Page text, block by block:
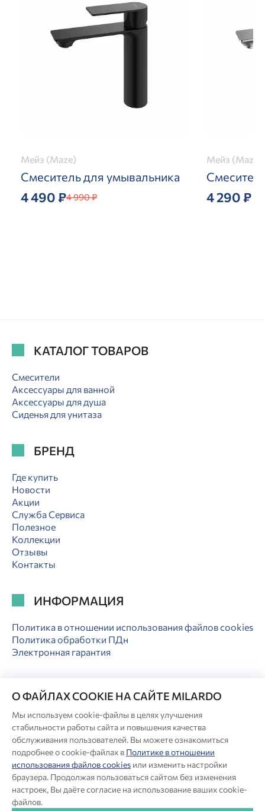
Мейз (Maze)
Смеситель для умывальника
4 490 ₽4 990 ₽
Мейз (Maze)
4 290 ₽
КАТАЛОГ ТОВАРОВ
Смесители
Аксессуары для ванной
Аксессуары для душа
Сиденья для унитаза
БРЕНД
Где купить
Новости
Акции
Служба Сервиса
Полезное
Коллекции
Отзывы
Контакты
ИНФОРМАЦИЯ
Политика в отношении использования файлов cookies
Политика обработки ПДн
Электронная гарантия
© Milardo
Разработка сайта:
Производитель оставляет за собой право в любой момент
вносить изменения в комплектацию, дизайн и характеристики
товара, не ухудшающие его качество.
Актуальная информация о продукции Milardo — на сайте
О ФАЙЛАХ COOKIE НА САЙТЕ MILARDO
Мы используем cookie-файлы в целях улучшения
стабильности работы сайта и повышения качества
обслуживания пользователей. Вы можете ознакомиться
подробнее о cookie-файлах в Политике в отношении
использования файлов cookies или изменить настройки
браузера. Продолжая пользоваться сайтом без изменения
настроек, Вы даёте согласие на использование ваших cookie-
файлов.